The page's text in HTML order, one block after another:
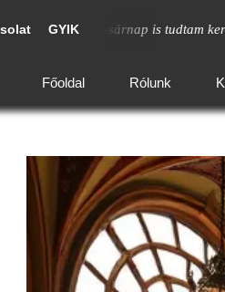
GYIK
Vasárnap is tudtam keresni őket
Főoldal Rólunk